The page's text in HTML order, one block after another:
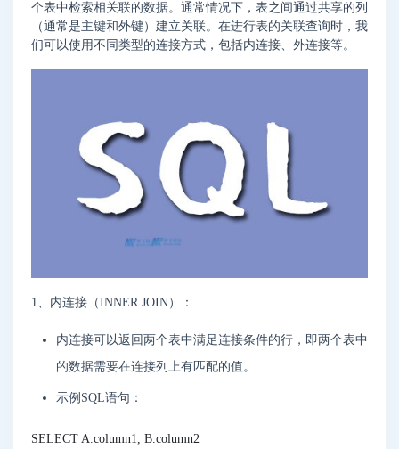
个表中检索相关联的数据。通常情况下，表之间通过共享的列
（通常是主键和外键）建立关联。在进行表的关联查询时，我
们可以使用不同类型的连接方式，包括内连接、外连接等。
1、内连接（INNER JOIN）：
内连接可以返回两个表中满足连接条件的行，即两个表中
的数据需要在连接列上有匹配的值。
示例SQL语句：
SELECT A.column1, B.column2